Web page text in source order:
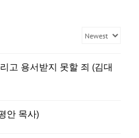
고 용서받지 못할 죄 (김대
안 목사)